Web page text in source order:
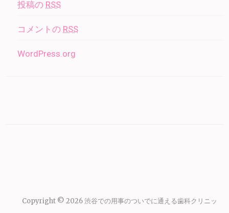
投稿の RSS
コメントの RSS
WordPress.org
Copyright © 2026渋谷での用事のついでに通える歯科クリニッ